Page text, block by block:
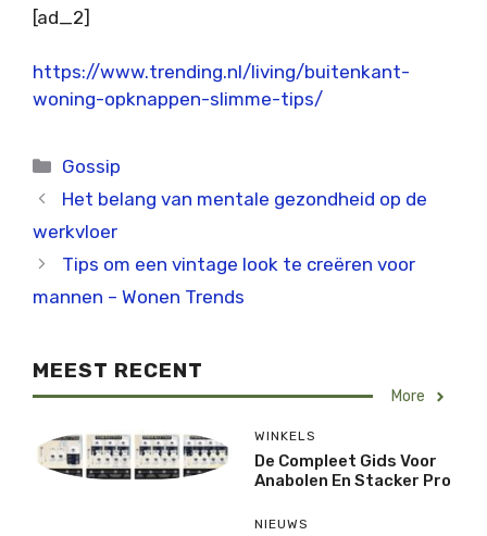
[ad_2]
https://www.trending.nl/living/buitenkant-
woning-opknappen-slimme-tips/
Categorieën
Gossip
Het belang van mentale gezondheid op de
werkvloer
Tips om een vintage look te creëren voor
mannen – Wonen Trends
MEEST RECENT
More
WINKELS
De Compleet Gids Voor
Anabolen En Stacker Pro
NIEUWS